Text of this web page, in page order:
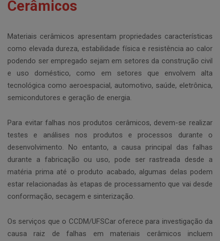
Cerâmicos
Materiais cerâmicos apresentam propriedades características
como elevada dureza, estabilidade física e resistência ao calor
podendo ser empregado sejam em setores da construção civil
e uso doméstico, como em setores que envolvem alta
tecnológica como aeroespacial, automotivo, saúde, eletrônica,
semicondutores e geração de energia.
Para evitar falhas nos produtos cerâmicos, devem-se realizar
testes e análises nos produtos e processos durante o
desenvolvimento. No entanto, a causa principal das falhas
durante a fabricação ou uso, pode ser rastreada desde a
matéria prima até o produto acabado, algumas delas podem
estar relacionadas às etapas de processamento que vai desde
conformação, secagem e sinterização.
Os serviços que o CCDM/UFSCar oferece para investigação da
causa raiz de falhas em materiais cerâmicos incluem